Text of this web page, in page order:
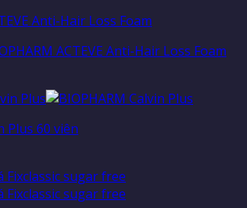
ACTEVE Anti-Hair Loss Foam
Plus 60 viên